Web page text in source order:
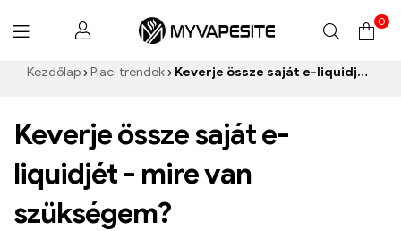
Myvapesite.de
0
Kezdőlap Piaci trendek Keverje össze saját e-liquidjét - mire van szükségem?
Keverje össze saját e-
liquidjét - mire van
szükségem?